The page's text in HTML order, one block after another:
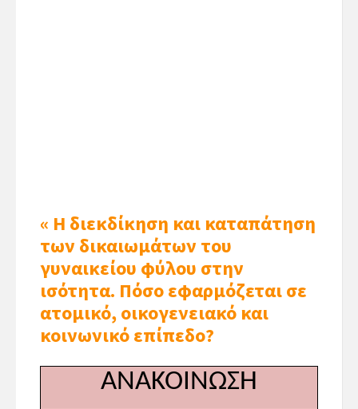
« Η διεκδίκηση και καταπάτηση
των δικαιωμάτων του
γυναικείου φύλου στην
ισότητα. Πόσο εφαρμόζεται σε
ατομικό, οικογενειακό και
κοινωνικό επίπεδο?
ΑΝΑΚΟΙΝΩΣΗ